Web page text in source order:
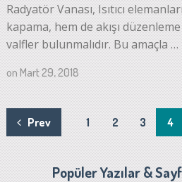
Radyatör Vanası, Isıtıcı
kapama, hem de akışı
valfler bulunmalıdır. Bu amaçla …
on Mart 29, 2018
Yazı
Prev 1 2 3 4
Popüler Yazılar &